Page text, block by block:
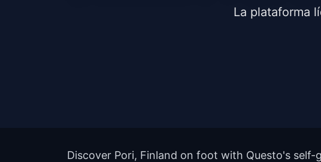
La plataforma
Discover Pori, Finland on foot with Questo's